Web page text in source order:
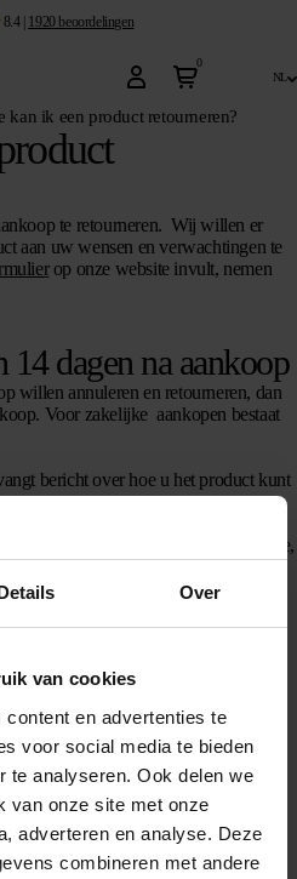
Over
van cookies
en advertenties te
voor social media te bieden
te analyseren. Ook delen we
van onze site met onze
adverteren en analyse. Deze
combineren met andere
8.4| 1920beoordelingen
0
nl
kan ik een product retourneren?
te retourneren. Wij willen er
aan uw wensen en verwachtingen te
op onze website invult, nemen
14 dagen na aankoop
willen annuleren en retourneren, dan
Voor zakelijke aankopen bestaat
bericht over hoe u het product kunt
de verpakking in originele, complete,
aanspraak gemaakt worden op het
documentatie, garantiebewijzen
worden gevoegd bij de retourzending.
eerst aandachtig de
werkt, kijkt onze klantenservice
in op onze website en u
ons. Vaak al binnen enkele uren.
defect, niet naar wens